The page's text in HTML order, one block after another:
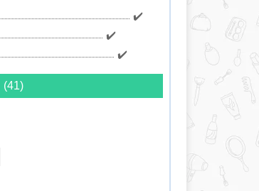
✔️
✔️
✔️
(41)